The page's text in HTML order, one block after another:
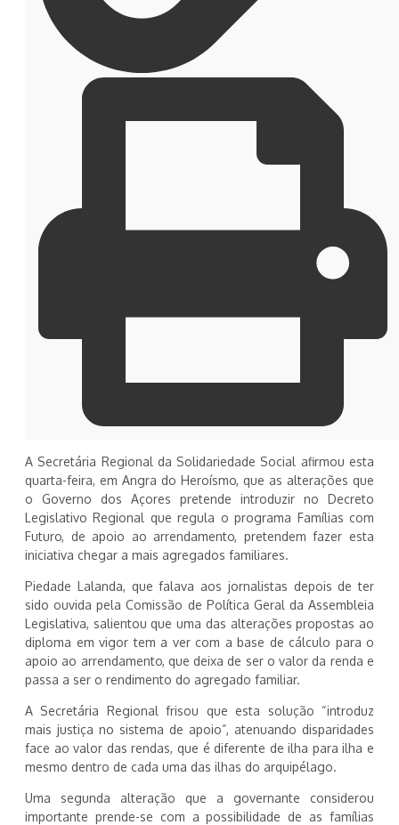
A Secretária Regional da Solidariedade Social afirmou esta
quarta-feira, em Angra do Heroísmo, que as alterações que
o Governo dos Açores pretende introduzir no Decreto
Legislativo Regional que regula o programa Famílias com
Futuro, de apoio ao arrendamento, pretendem fazer esta
iniciativa chegar a mais agregados familiares.
Piedade Lalanda, que falava aos jornalistas depois de ter
sido ouvida pela Comissão de Política Geral da Assembleia
Legislativa, salientou que uma das alterações propostas ao
diploma em vigor tem a ver com a base de cálculo para o
apoio ao arrendamento, que deixa de ser o valor da renda e
passa a ser o rendimento do agregado familiar.
A Secretária Regional frisou que esta solução “introduz
mais justiça no sistema de apoio”, atenuando disparidades
face ao valor das rendas, que é diferente de ilha para ilha e
mesmo dentro de cada uma das ilhas do arquipélago.
Uma segunda alteração que a governante considerou
importante prende-se com a possibilidade de as famílias